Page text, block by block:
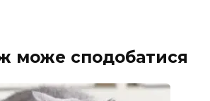
може сподобатися